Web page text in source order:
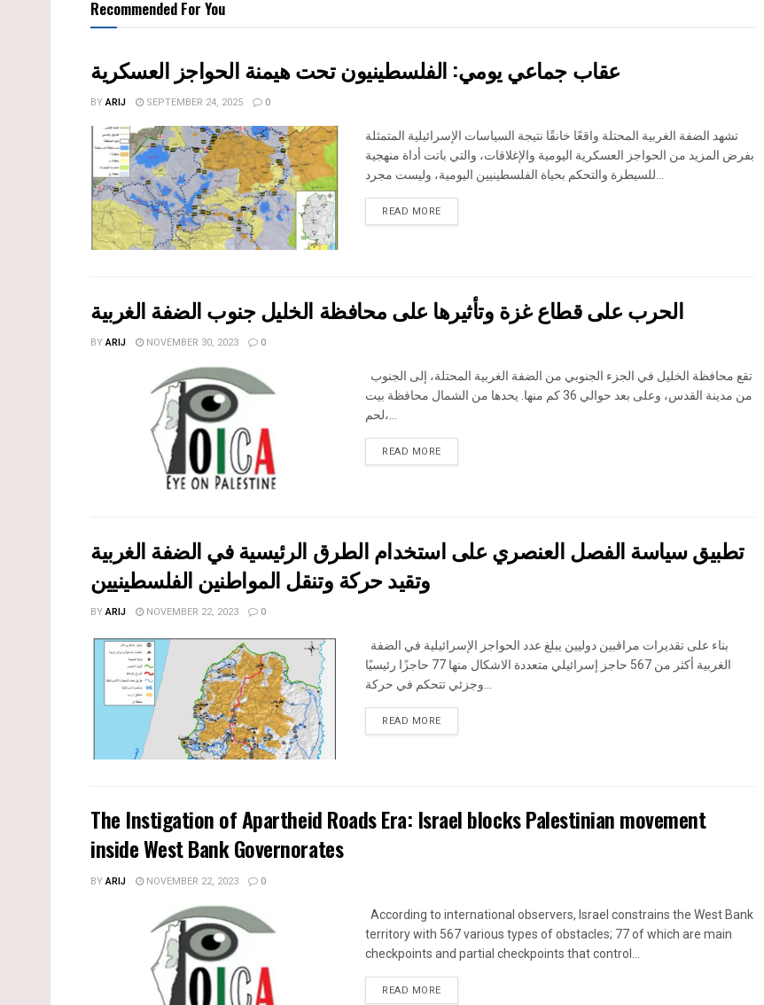
Recommended For You
عقاب جماعي يومي: الفلسطينيون تحت هيمنة الحواجز العسكرية
BYARIJ SEPTEMBER 24, 2025 0
تشهد الضفة الغربية المحتلة واقعًا خانقًا نتيجة السياسات الإسرائيلية المتمثلة
بفرض المزيد من الحواجز العسكرية اليومية والإغلاقات، والتي باتت أداة منهجية
READ MOREDETAILS
الحرب على قطاع غزة وتأثيرها على محافظة الخليل جنوب الضفة الغربية
BYARIJ NOVEMBER 30, 2023 0
من مدينة القدس، وعلى بعد حوالي 36 كم منها. يحدها من الشمال محافظة بيت
لحم،...
READ MOREDETAILS
تطبيق سياسة الفصل العنصري على استخدام الطرق الرئيسية في الضفة الغربية
وتقيد حركة وتنقل المواطنين الفلسطينيين
BYARIJ NOVEMBER 22, 2023 0
الغربية أكثر من 567 حاجز إسرائيلي متعددة الاشكال منها 77 حاجزًا رئيسيًا
READ MOREDETAILS
The Instigation of Apartheid Roads Era: Israel blocks Palestinian movement
inside West Bank Governorates
BYARIJ NOVEMBER 22, 2023 0
According to international observers, Israel constrains the West Bank
territory with 567 various types of obstacles; 77 of which are main
checkpoints and partial checkpoints that control...
READ MOREDETAILS